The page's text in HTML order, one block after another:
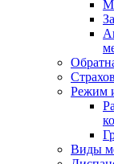
Режим
Виды